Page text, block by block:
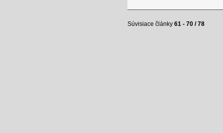
Súvisiace články 61 - 70 / 78